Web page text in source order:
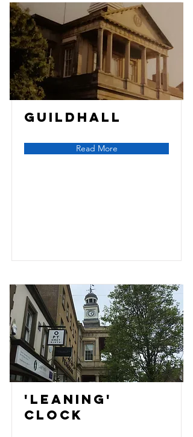
Guildhall
Read More
'Leaning'
Clock